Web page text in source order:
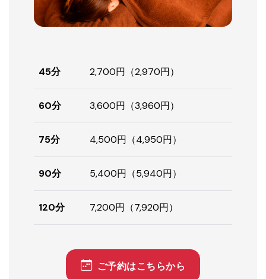
45分 2,700円（2,970円）
60分 3,600円（3,960円）
75分 4,500円（4,950円）
90分 5,400円（5,940円）
120分 7,200円（7,920円）
ご予約はこちらから